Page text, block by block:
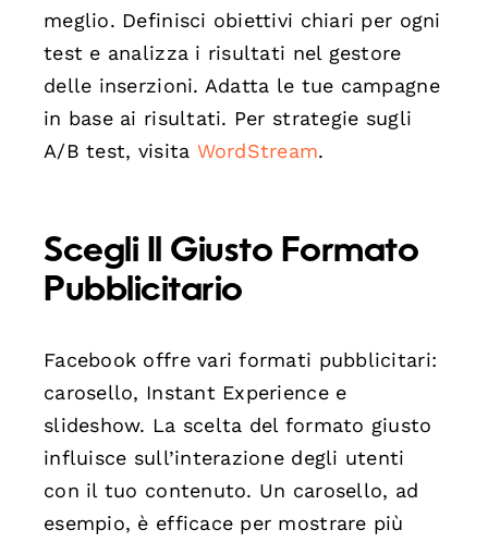
meglio. Definisci obiettivi chiari per ogni
test e analizza i risultati nel gestore
delle inserzioni. Adatta le tue campagne
in base ai risultati. Per strategie sugli
A/B test, visita WordStream.
Scegli Il Giusto Formato
Pubblicitario
Facebook offre vari formati pubblicitari:
carosello, Instant Experience e
slideshow. La scelta del formato giusto
influisce sull’interazione degli utenti
con il tuo contenuto. Un carosello, ad
esempio, è efficace per mostrare più